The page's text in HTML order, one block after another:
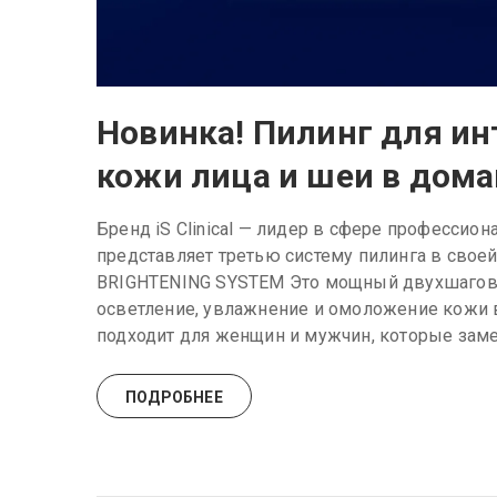
Новинка! Пилинг для
кожи лица и шеи в
Бренд iS Clinical — лидер в сфере
представляет третью систему пилинга в
BRIGHTENING SYSTEM Это мощный
осветление, увлажнение и омоложение кожи
подходит для женщин и мужчин, которые
ПОДРОБНЕЕ